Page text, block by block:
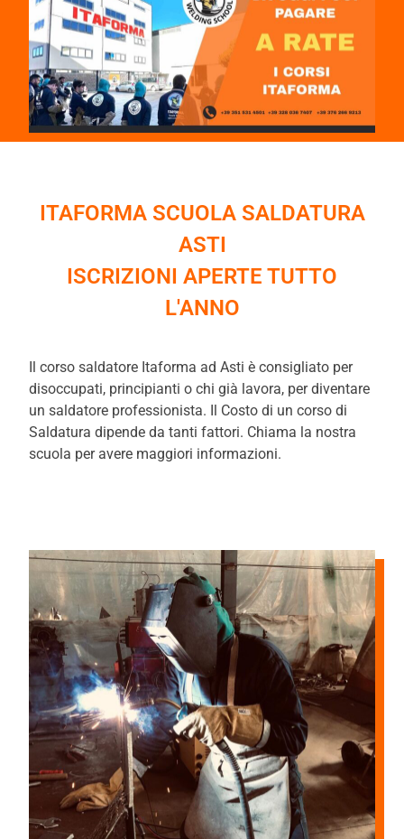
ITAFORMA SCUOLA SALDATURA
ASTI
ISCRIZIONI APERTE TUTTO
L'ANNO
Il corso saldatore Itaforma ad Asti è consigliato per
disoccupati, principianti o chi già lavora, per diventare
un saldatore professionista. Il Costo di un corso di
Saldatura dipende da tanti fattori. Chiama la nostra
scuola per avere maggiori informazioni.